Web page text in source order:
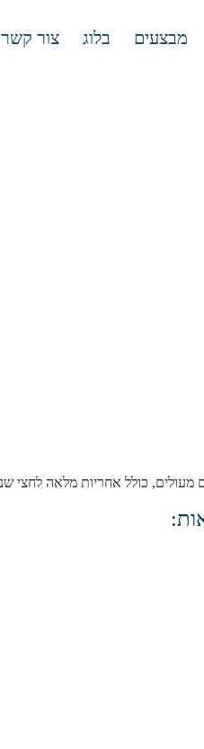
מבצעים בלוג צור קשר